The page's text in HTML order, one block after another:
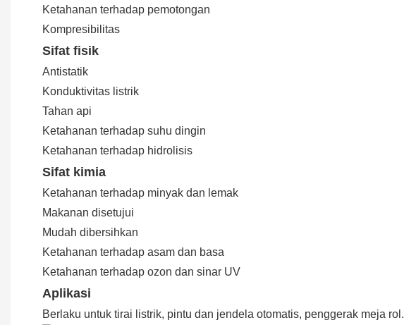
Ketahanan terhadap pemotongan
Kompresibilitas
Sifat fisik
Antistatik
Konduktivitas listrik
Tahan api
Ketahanan terhadap suhu dingin
Ketahanan terhadap hidrolisis
Sifat kimia
Ketahanan terhadap minyak dan lemak
Makanan disetujui
Mudah dibersihkan
Ketahanan terhadap asam dan basa
Ketahanan terhadap ozon dan sinar UV
Aplikasi
Berlaku untuk tirai listrik, pintu dan jendela otomatis, penggerak meja rol.